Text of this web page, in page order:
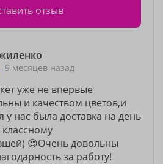
отзыв
9 месяцев назад
уже не впервые
и качеством цветов,и
у нас была доставка на день
😍Очень довольны
за работу!